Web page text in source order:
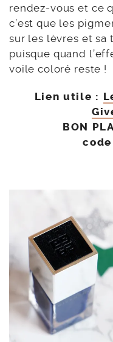
rendez-vous et ce
c’est que les
sur les lèvres et sa
puisque quand
voile coloré reste !
Lien utile :
BON
code